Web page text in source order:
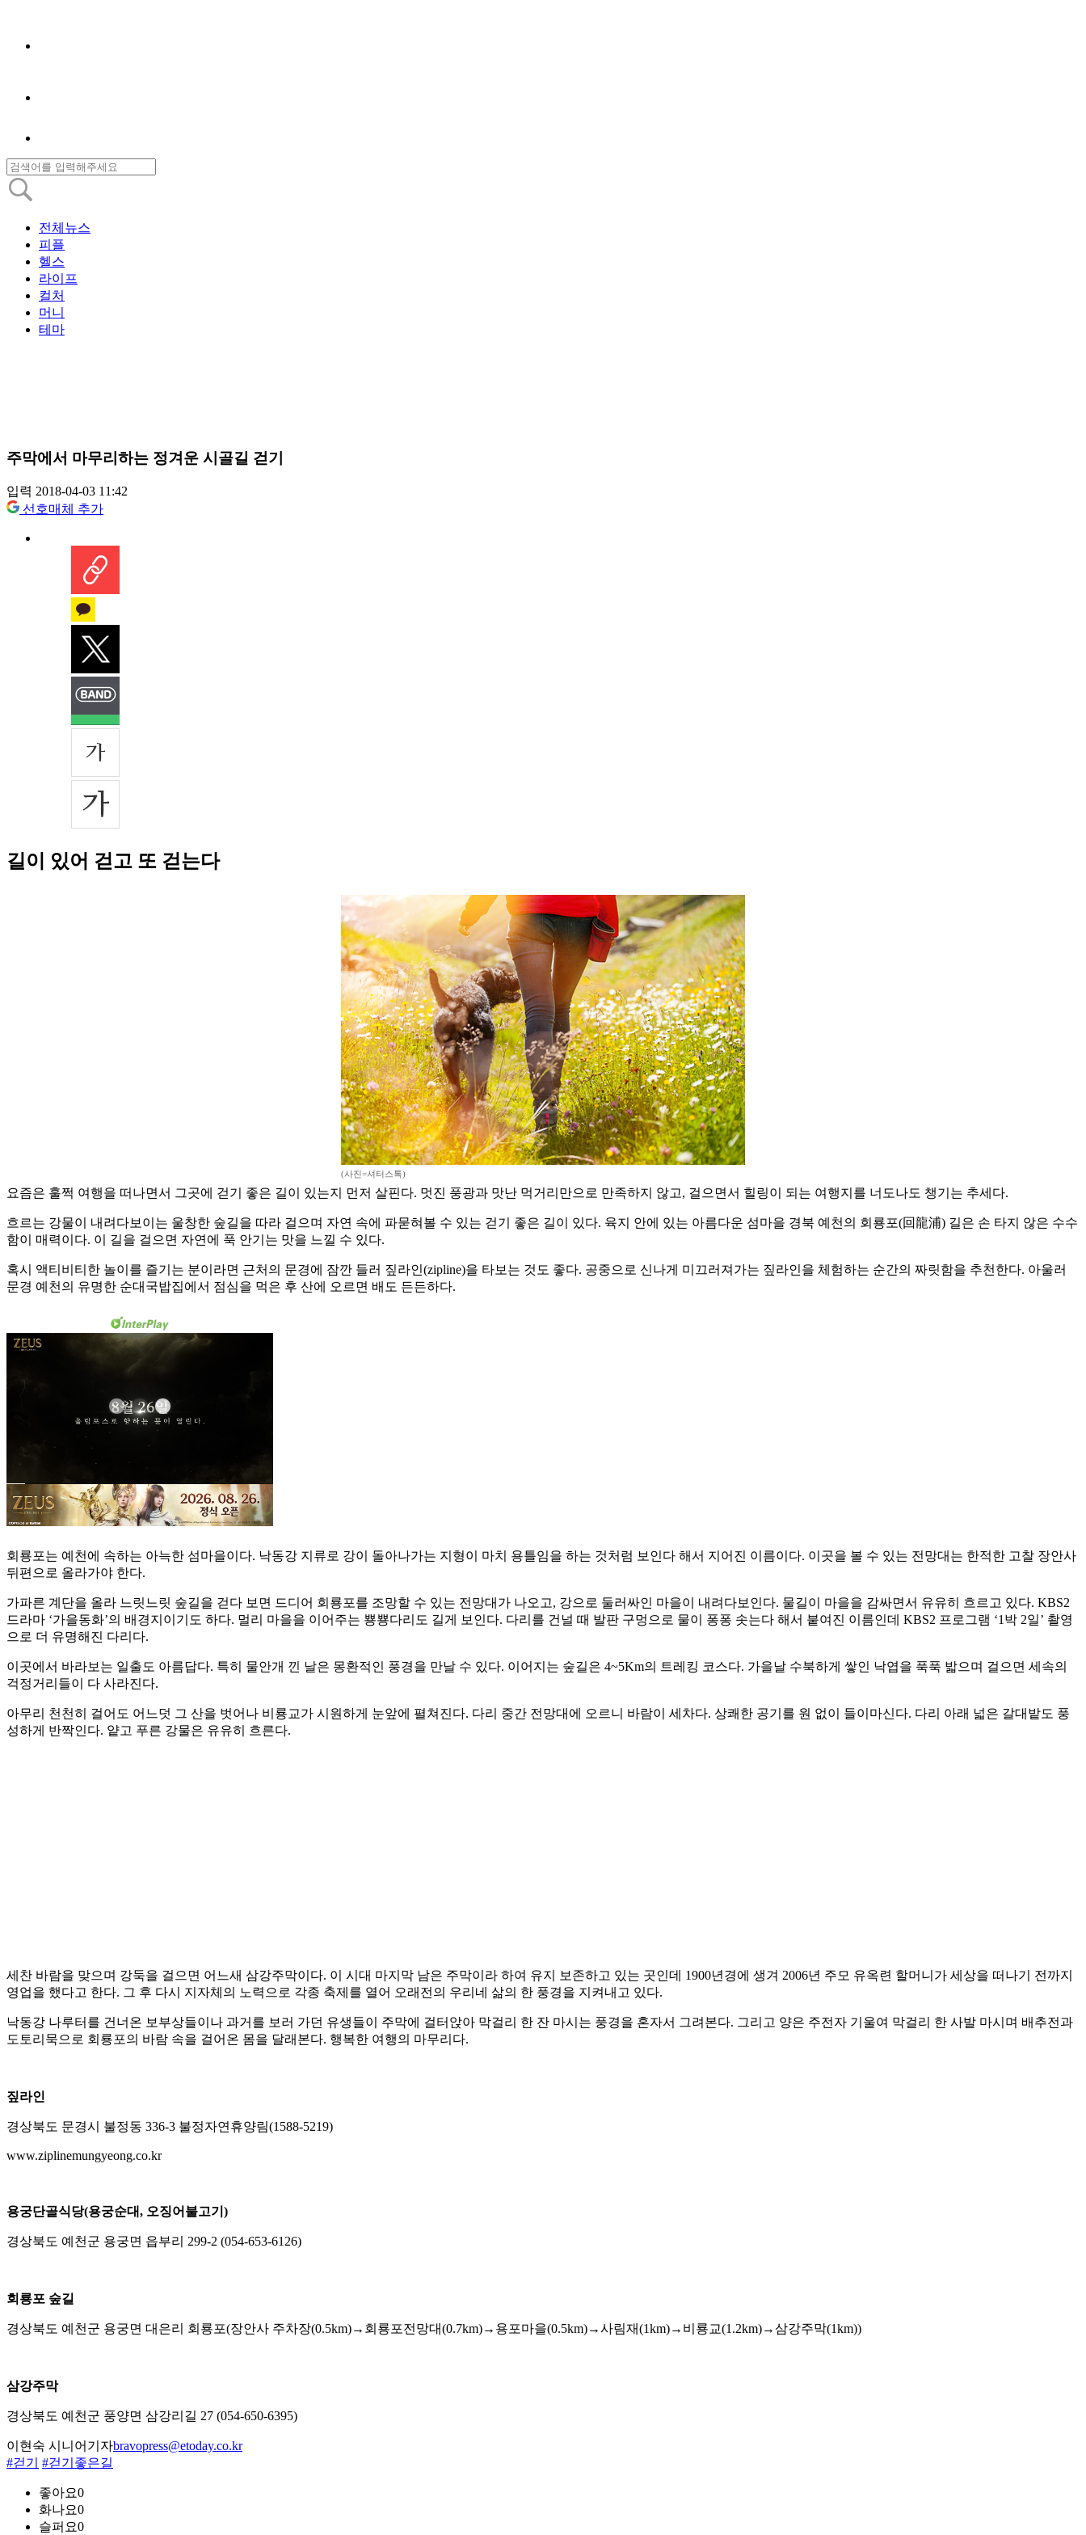
전체뉴스
피플
헬스
라이프
컬처
머니
테마
주막에서 마무리하는 정겨운 시골길 걷기
입력 2018-04-03 11:42
선호매체 추가
길이 있어 걷고 또 걷는다
(사진=셔터스톡)
요즘은 훌쩍 여행을 떠나면서 그곳에 걷기 좋은 길이 있는지 먼저 살핀다. 멋진 풍광과 맛난 먹거리만으로 만족하지 않고, 걸으면서 힐링이 되는 여행지를 너도나도 챙기는 추세다.
흐르는 강물이 내려다보이는 울창한 숲길을 따라 걸으며 자연 속에 파묻혀볼 수 있는 걷기 좋은 길이 있다. 육지 안에 있는 아름다운 섬마을 경북 예천의 회룡포(回龍浦) 길은 손 타지 않은 수수
함이 매력이다. 이 길을 걸으면 자연에 푹 안기는 맛을 느낄 수 있다.
혹시 액티비티한 놀이를 즐기는 분이라면 근처의 문경에 잠깐 들러 짚라인(zipline)을 타보는 것도 좋다. 공중으로 신나게 미끄러져가는 짚라인을 체험하는 순간의 짜릿함을 추천한다. 아울러
문경 예천의 유명한 순대국밥집에서 점심을 먹은 후 산에 오르면 배도 든든하다.
회룡포는 예천에 속하는 아늑한 섬마을이다. 낙동강 지류로 강이 돌아나가는 지형이 마치 용틀임을 하는 것처럼 보인다 해서 지어진 이름이다. 이곳을 볼 수 있는 전망대는 한적한 고찰 장안사
뒤편으로 올라가야 한다.
가파른 계단을 올라 느릿느릿 숲길을 걷다 보면 드디어 회룡포를 조망할 수 있는 전망대가 나오고, 강으로 둘러싸인 마을이 내려다보인다. 물길이 마을을 감싸면서 유유히 흐르고 있다. KBS2
드라마 ‘가을동화’의 배경지이기도 하다. 멀리 마을을 이어주는 뿅뿅다리도 길게 보인다. 다리를 건널 때 발판 구멍으로 물이 퐁퐁 솟는다 해서 붙여진 이름인데 KBS2 프로그램 ‘1박 2일’ 촬영
으로 더 유명해진 다리다.
이곳에서 바라보는 일출도 아름답다. 특히 물안개 낀 날은 몽환적인 풍경을 만날 수 있다. 이어지는 숲길은 4~5Km의 트레킹 코스다. 가을날 수북하게 쌓인 낙엽을 푹푹 밟으며 걸으면 세속의
걱정거리들이 다 사라진다.
아무리 천천히 걸어도 어느덧 그 산을 벗어나 비룡교가 시원하게 눈앞에 펼쳐진다. 다리 중간 전망대에 오르니 바람이 세차다. 상쾌한 공기를 원 없이 들이마신다. 다리 아래 넓은 갈대밭도 풍
성하게 반짝인다. 얕고 푸른 강물은 유유히 흐른다.
세찬 바람을 맞으며 강둑을 걸으면 어느새 삼강주막이다. 이 시대 마지막 남은 주막이라 하여 유지 보존하고 있는 곳인데 1900년경에 생겨 2006년 주모 유옥련 할머니가 세상을 떠나기 전까지
영업을 했다고 한다. 그 후 다시 지자체의 노력으로 각종 축제를 열어 오래전의 우리네 삶의 한 풍경을 지켜내고 있다.
낙동강 나루터를 건너온 보부상들이나 과거를 보러 가던 유생들이 주막에 걸터앉아 막걸리 한 잔 마시는 풍경을 혼자서 그려본다. 그리고 양은 주전자 기울여 막걸리 한 사발 마시며 배추전과
도토리묵으로 회룡포의 바람 속을 걸어온 몸을 달래본다. 행복한 여행의 마무리다.
짚라인
경상북도 문경시 불정동 336-3 불정자연휴양림(1588-5219)
www.ziplinemungyeong.co.kr
용궁단골식당(용궁순대, 오징어불고기)
경상북도 예천군 용궁면 읍부리 299-2 (054-653-6126)
회룡포 숲길
경상북도 예천군 용궁면 대은리 회룡포(장안사 주차장(0.5km)→회룡포전망대(0.7km)→용포마을(0.5km)→사림재(1km)→비룡교(1.2km)→삼강주막(1km))
삼강주막
경상북도 예천군 풍양면 삼강리길 27 (054-650-6395)
이현숙 시니어기자bravopress@etoday.co.kr
#걷기
#걷기좋은길
좋아요0
화나요0
슬퍼요0